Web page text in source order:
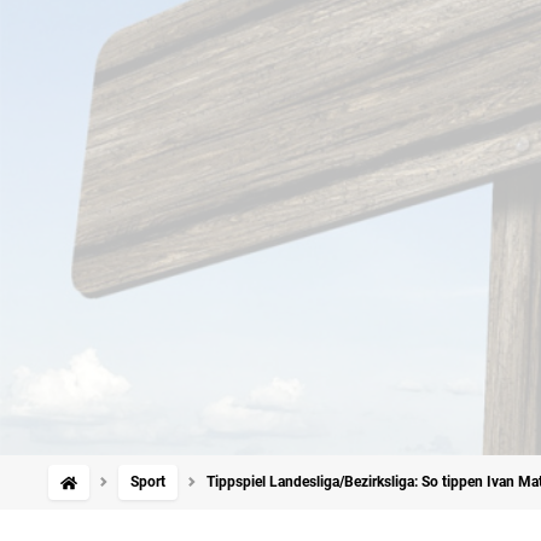
Sport Tippspiel Landesliga/Bezirksliga: So tippen Ivan